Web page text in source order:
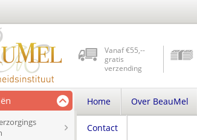
Vanaf €55,--
gratis
verzending
Home Over BeauMel
Contact